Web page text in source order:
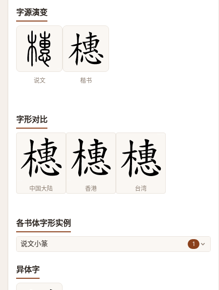
字源演变
说文 楷书
字形对比
中国大陆 香港 台湾
各书体字形实例
说文小篆 1
异体字